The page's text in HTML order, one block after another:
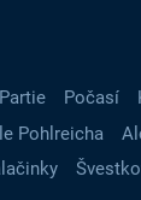
Partie Počasí
Pohlreicha